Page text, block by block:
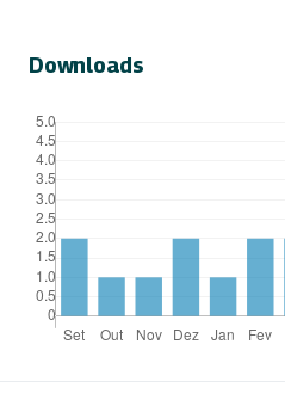
Downloads